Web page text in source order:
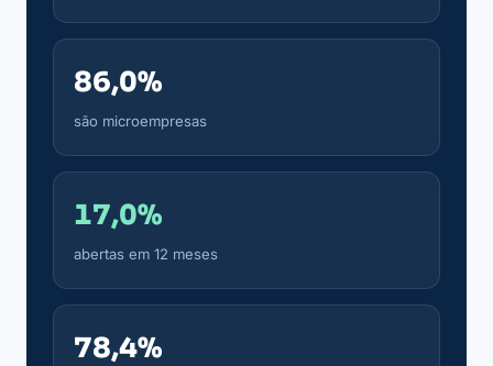
86,0%
são microempresas
17,0%
abertas em 12 meses
78,4%